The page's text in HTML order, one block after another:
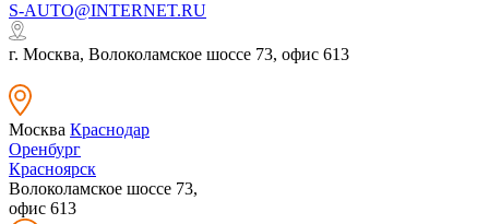
S-AUTO@INTERNET.RU
г. Москва, Волоколамское шоссе 73, офис 613
Москва Краснодар
Оренбург
Красноярск
Волоколамское шоссе 73,
офис 613